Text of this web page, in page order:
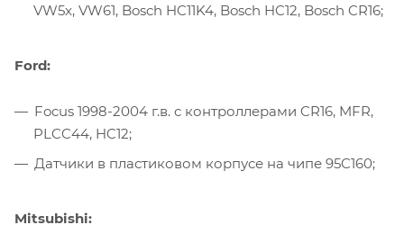
VW5x, VW61, Bosch HC11K4, Bosch HC12, Bosch CR16;
Ford:
Focus 1998-2004 г.в. с контроллерами CR16, MFR,
PLCC44, HC12;
Датчики в пластиковом корпусе на чипе 95C160;
Mitsubishi: